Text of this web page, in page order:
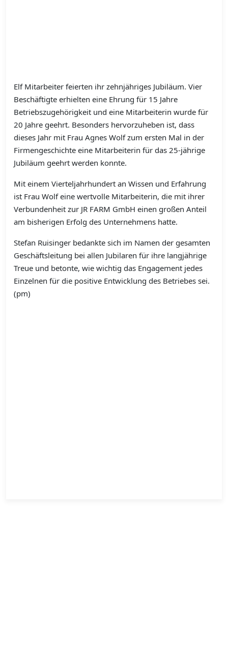
Elf Mitarbeiter feierten ihr zehnjähriges Jubiläum. Vier
Beschäftigte erhielten eine Ehrung für 15 Jahre
Betriebszugehörigkeit und eine Mitarbeiterin wurde für
20 Jahre geehrt. Besonders hervorzuheben ist, dass
dieses Jahr mit Frau Agnes Wolf zum ersten Mal in der
Firmengeschichte eine Mitarbeiterin für das 25-jährige
Jubiläum geehrt werden konnte.
Mit einem Vierteljahrhundert an Wissen und Erfahrung
ist Frau Wolf eine wertvolle Mitarbeiterin, die mit ihrer
Verbundenheit zur JR FARM GmbH einen großen Anteil
am bisherigen Erfolg des Unternehmens hatte.
Stefan Ruisinger bedankte sich im Namen der gesamten
Geschäftsleitung bei allen Jubilaren für ihre langjährige
Treue und betonte, wie wichtig das Engagement jedes
Einzelnen für die positive Entwicklung des Betriebes sei.
(pm)